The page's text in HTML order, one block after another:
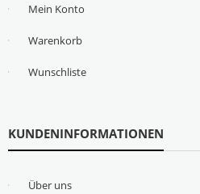
Mein Konto
Warenkorb
Wunschliste
KUNDENINFORMATIONEN
Über uns